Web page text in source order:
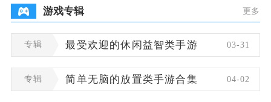
游戏专辑 更多
专辑 最受欢迎的休闲益智类手游 03-31
专辑 简单无脑的放置类手游合集 04-02